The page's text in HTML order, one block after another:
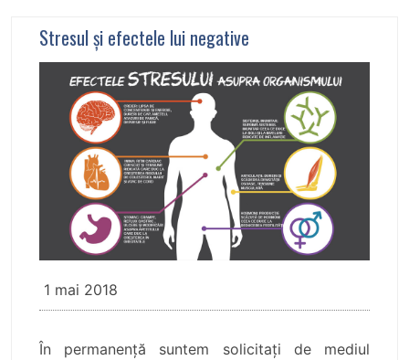
Stresul şi efectele lui negative
1 mai 2018
În permanență suntem solicitați de mediul